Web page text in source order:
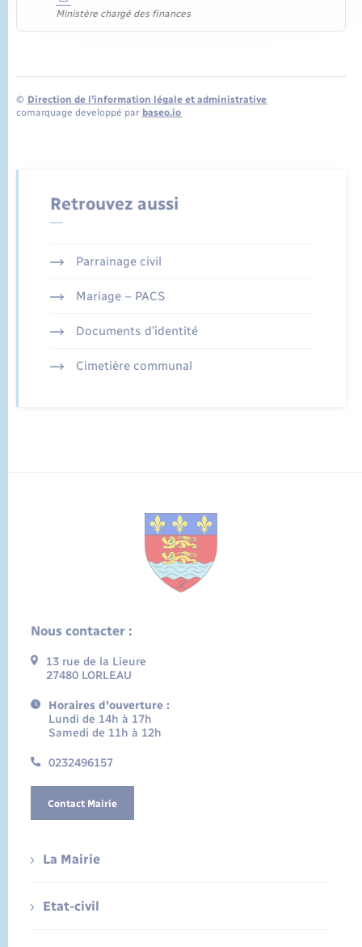
Ministère chargé des finances
© Direction de l’information légale et administrative
comarquage developpé par baseo.io
Retrouvez aussi
Parrainage civil
Mariage – PACS
Documents d’identité
Cimetière communal
Nous contacter :
13 rue de la Lieure
27480 LORLEAU
Horaires d'ouverture :
Lundi de 14h à 17h
Samedi de 11h à 12h
0232496157
Contact Mairie
La Mairie
Etat-civil